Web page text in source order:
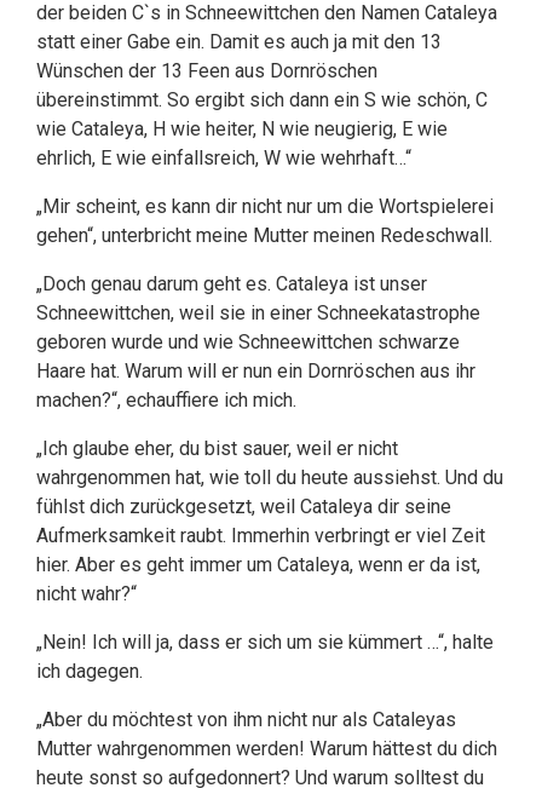
der beiden C`s in Schneewittchen den Namen Cataleya
statt einer Gabe ein. Damit es auch ja mit den 13
Wünschen der 13 Feen aus Dornröschen
übereinstimmt. So ergibt sich dann ein S wie schön, C
wie Cataleya, H wie heiter, N wie neugierig, E wie
ehrlich, E wie einfallsreich, W wie wehrhaft…“
„Mir scheint, es kann dir nicht nur um die Wortspielerei
gehen“, unterbricht meine Mutter meinen Redeschwall.
„Doch genau darum geht es. Cataleya ist unser
Schneewittchen, weil sie in einer Schneekatastrophe
geboren wurde und wie Schneewittchen schwarze
Haare hat. Warum will er nun ein Dornröschen aus ihr
machen?“, echauffiere ich mich.
„Ich glaube eher, du bist sauer, weil er nicht
wahrgenommen hat, wie toll du heute aussiehst. Und du
fühlst dich zurückgesetzt, weil Cataleya dir seine
Aufmerksamkeit raubt. Immerhin verbringt er viel Zeit
hier. Aber es geht immer um Cataleya, wenn er da ist,
nicht wahr?“
„Nein! Ich will ja, dass er sich um sie kümmert …“, halte
ich dagegen.
„Aber du möchtest von ihm nicht nur als Cataleyas
Mutter wahrgenommen werden! Warum hättest du dich
heute sonst so aufgedonnert? Und warum solltest du